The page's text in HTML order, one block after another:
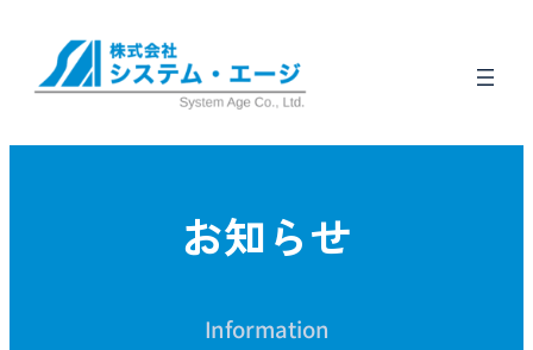
お知らせ
Information